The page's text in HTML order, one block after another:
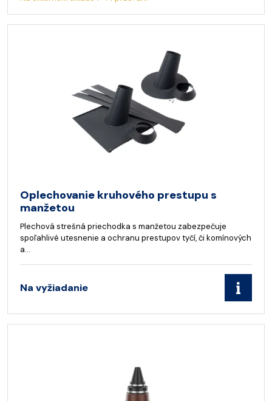
Oplechovanie kruhového prestupu s
manžetou
Plechová strešná priechodka s manžetou zabezpečuje
spoľahlivé utesnenie a ochranu prestupov tyčí, či komínových
a…
Na vyžiadanie